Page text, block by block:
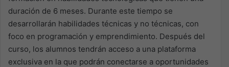
duración de 6 meses. Durante este tiempo se
desarrollarán habilidades técnicas y no técnicas, con
foco en programación y emprendimiento. Después del
curso, los alumnos tendrán acceso a una plataforma
exclusiva en la que podrán conectarse a oportunidades